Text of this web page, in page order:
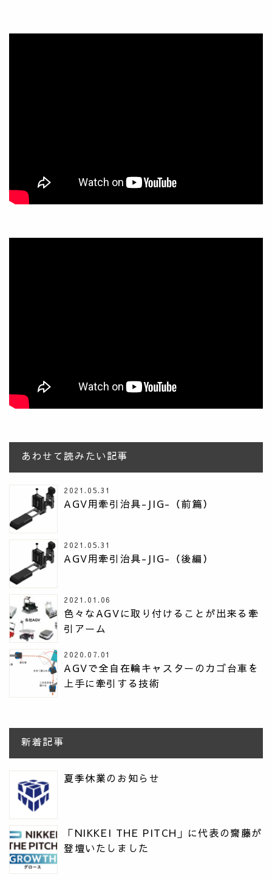
あわせて読みたい記事
2021.05.31
AGV用牽引治具-JIG-（前篇）
2021.05.31
AGV用牽引治具-JIG-（後編）
2021.01.06
色々なAGVに取り付けることが出来る牽
引アーム
2020.07.01
AGVで全自在輪キャスターのカゴ台車を
上手に牽引する技術
新着記事
夏季休業のお知らせ
「NIKKEI THE PITCH」に代表の齋藤が
登壇いたしました